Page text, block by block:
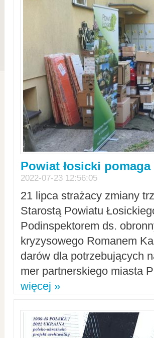
Powiat łosicki
2022-07-23 12:56:05
21 lipca strażacy zmiany
Starostą Powiatu
Podinspektorem ds.
kryzysowego Romanem
darów dla potrzebujących
mer partnerskiego miasta
więcej »